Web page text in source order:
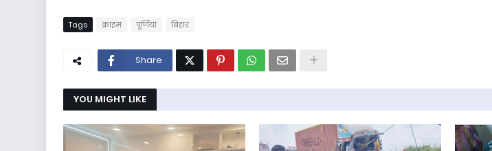
Tags क्राइम पूर्णियां बिहार
Share
YOU MIGHT LIKE